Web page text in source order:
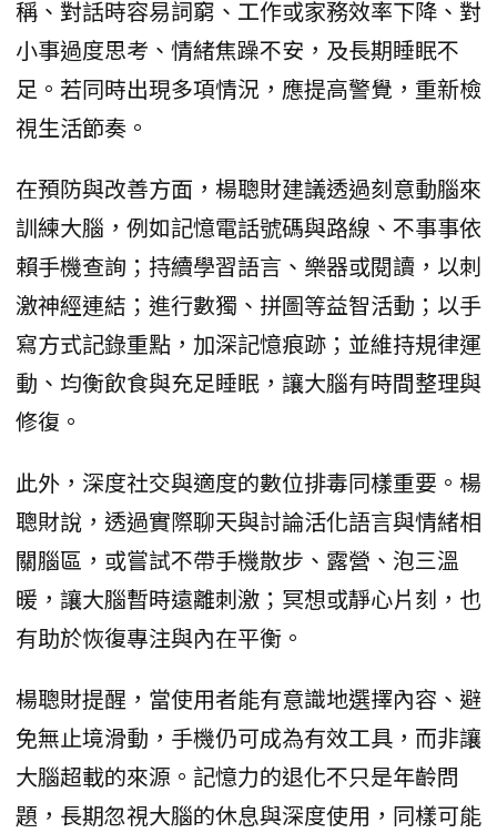
稱、對話時容易詞窮、工作或家務效率下降、對
小事過度思考、情緒焦躁不安，及長期睡眠不
足。若同時出現多項情況，應提高警覺，重新檢
視生活節奏。
在預防與改善方面，楊聰財建議透過刻意動腦來
訓練大腦，例如記憶電話號碼與路線、不事事依
賴手機查詢；持續學習語言、樂器或閱讀，以刺
激神經連結；進行數獨、拼圖等益智活動；以手
寫方式記錄重點，加深記憶痕跡；並維持規律運
動、均衡飲食與充足睡眠，讓大腦有時間整理與
修復。
此外，深度社交與適度的數位排毒同樣重要。楊
聰財說，透過實際聊天與討論活化語言與情緒相
關腦區，或嘗試不帶手機散步、露營、泡三溫
暖，讓大腦暫時遠離刺激；冥想或靜心片刻，也
有助於恢復專注與內在平衡。
楊聰財提醒，當使用者能有意識地選擇內容、避
免無止境滑動，手機仍可成為有效工具，而非讓
大腦超載的來源。記憶力的退化不只是年齡問
題，長期忽視大腦的休息與深度使用，同樣可能